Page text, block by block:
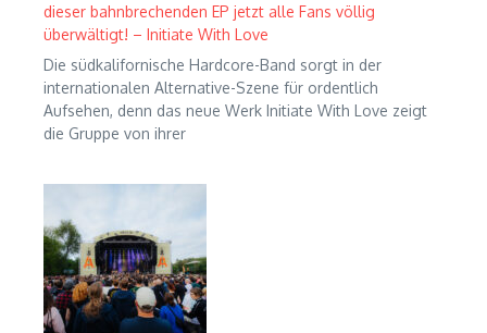
dieser bahnbrechenden EP jetzt alle Fans völlig
überwältigt! – Initiate With Love
Die südkalifornische Hardcore-Band sorgt in der
internationalen Alternative-Szene für ordentlich
Aufsehen, denn das neue Werk Initiate With Love zeigt
die Gruppe von ihrer